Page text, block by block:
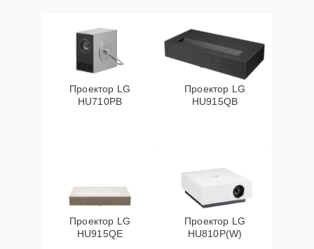
Проектор LG
HU710PB
Проектор LG
HU915QB
Проектор LG
HU915QE
Проектор LG
HU810P(W)